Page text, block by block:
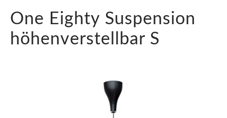
One Eighty Suspension
höhenverstellbar S